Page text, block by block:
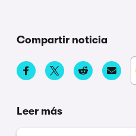
Compartir noticia
Leer más